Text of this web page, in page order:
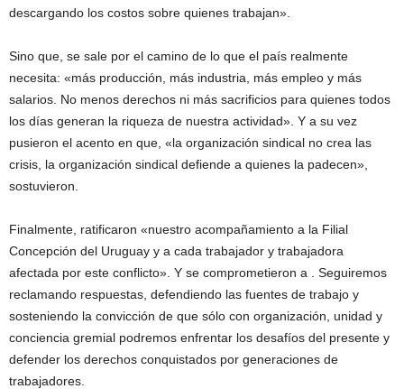
descargando los costos sobre quienes trabajan».
Sino que, se sale por el camino de lo que el país realmente
necesita: «más producción, más industria, más empleo y más
salarios. No menos derechos ni más sacrificios para quienes todos
los días generan la riqueza de nuestra actividad». Y a su vez
pusieron el acento en que, «la organización sindical no crea las
crisis, la organización sindical defiende a quienes la padecen»,
sostuvieron.
Finalmente, ratificaron «nuestro acompañamiento a la Filial
Concepción del Uruguay y a cada trabajador y trabajadora
afectada por este conflicto». Y se comprometieron a . Seguiremos
reclamando respuestas, defendiendo las fuentes de trabajo y
sosteniendo la convicción de que sólo con organización, unidad y
conciencia gremial podremos enfrentar los desafíos del presente y
defender los derechos conquistados por generaciones de
trabajadores.